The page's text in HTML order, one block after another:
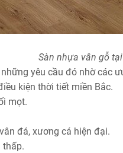
Sàn nhựa vân gỗ
yêu cầu đó nhờ các
kiện thời tiết miền Bắc.
mọt.
đá, xương cá hiện đại.
thấp.